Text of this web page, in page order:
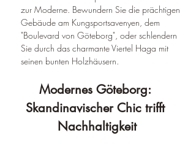
zur Moderne. Bewundern Sie die prächtigen
Gebäude am Kungsportsavenyen, dem
"Boulevard von Göteborg", oder schlendern
Sie durch das charmante Viertel Haga mit
seinen bunten Holzhäusern.
Modernes Göteborg:
Skandinavischer Chic trifft
Nachhaltigkeit